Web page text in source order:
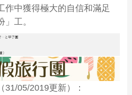
作中獲得極大的自信和滿足
工。
31/05/2019更新）：